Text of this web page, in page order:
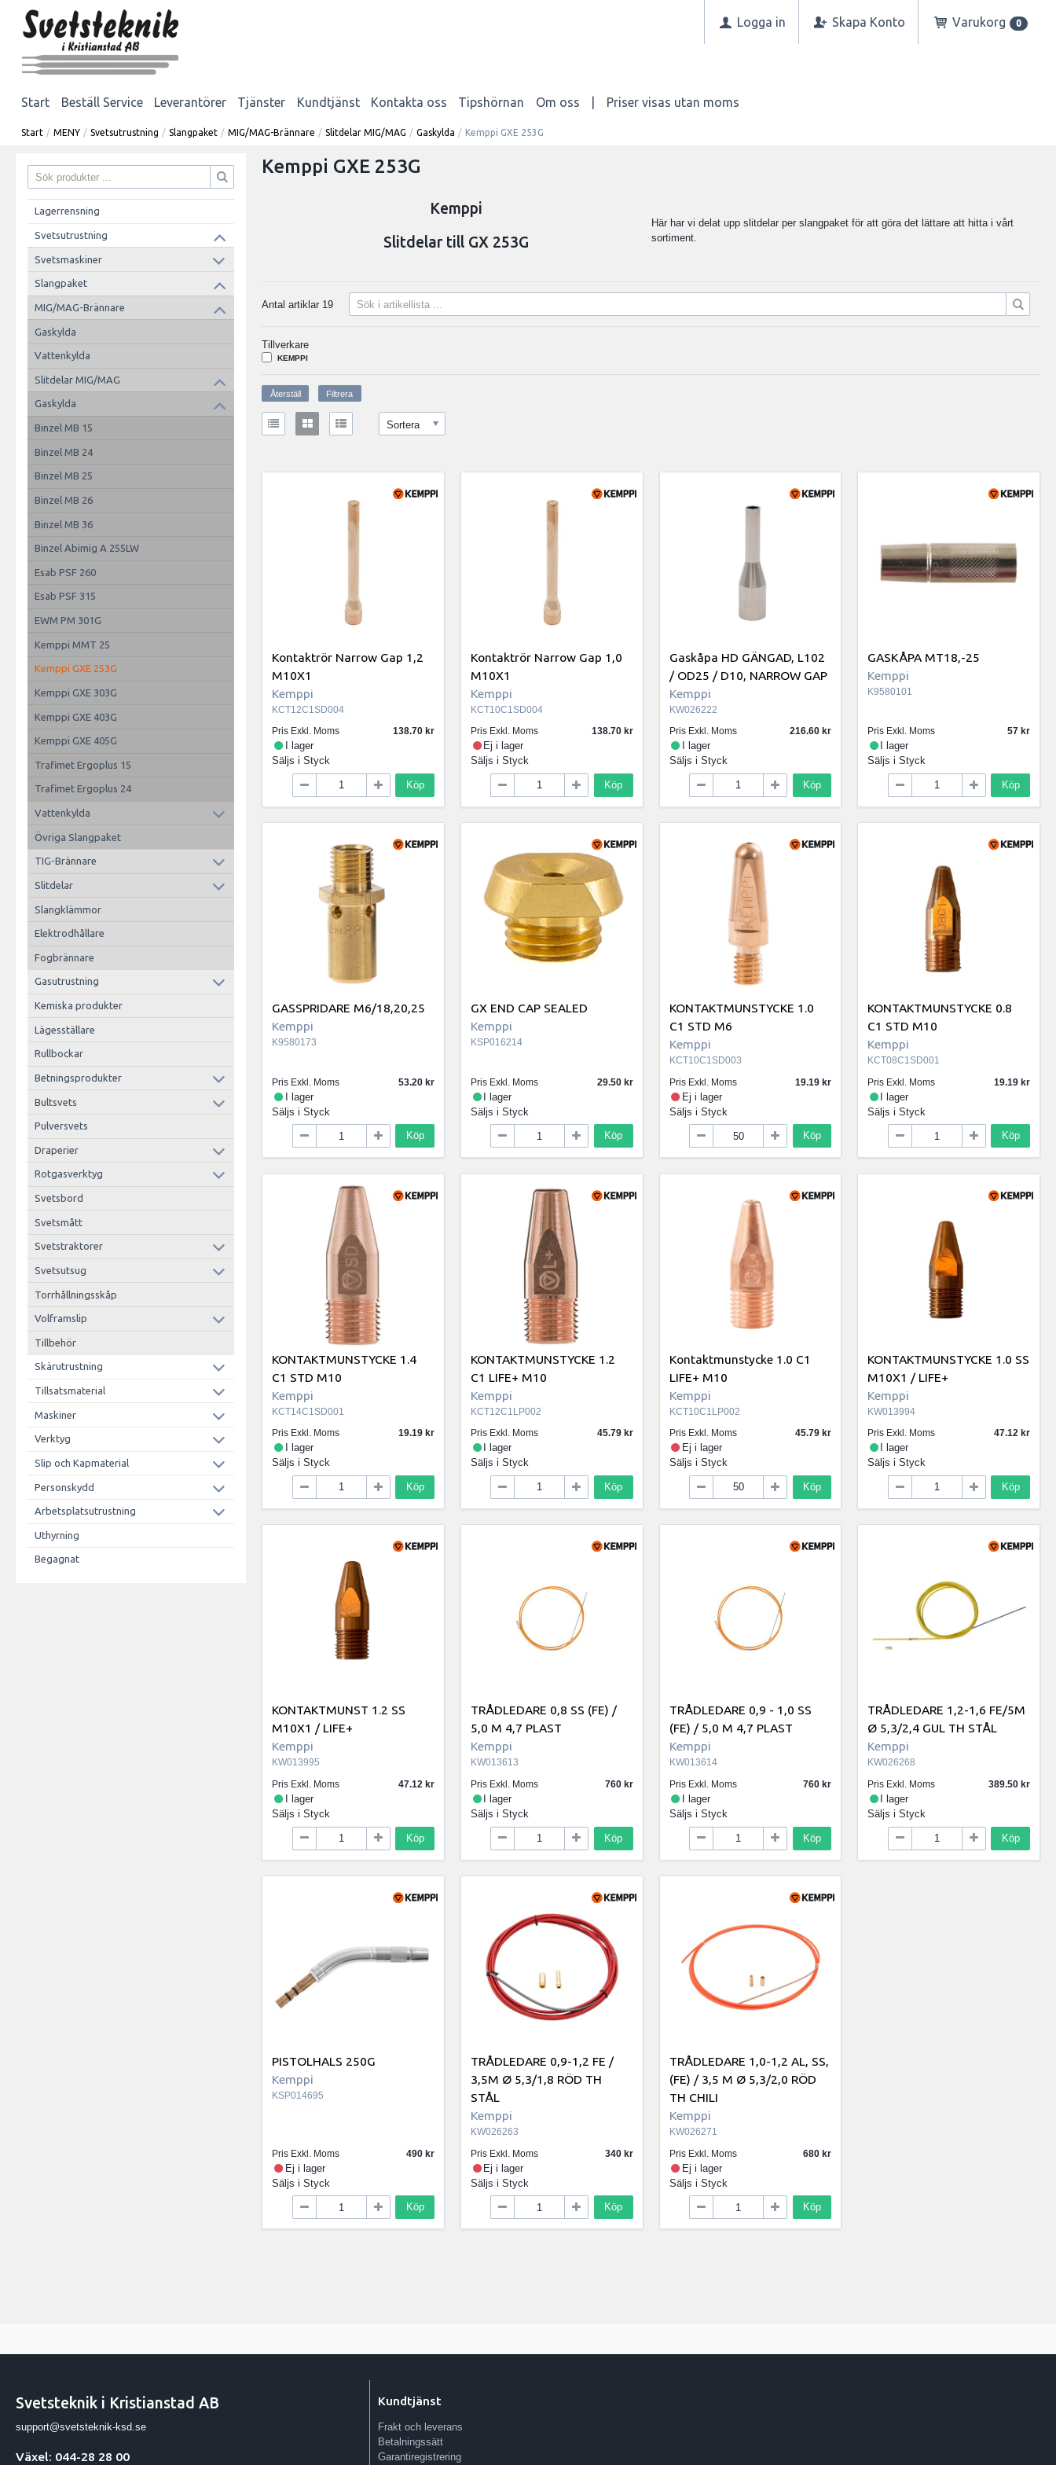
Logga in Skapa Konto Varukorg 0
Start Beställ Service Leverantörer Tjänster Kundtjänst Kontakta oss Tipshörnan Om oss Priser visas utan moms
Start / MENY / Svetsutrustning / Slangpaket / MIG/MAG-Brännare / Slitdelar MIG/MAG / Gaskylda / Kemppi GXE 253G
Lagerrensning
Svetsutrustning
Svetsmaskiner
Slangpaket
MIG/MAG-Brännare
Gaskylda
Vattenkylda
Slitdelar MIG/MAG
Gaskylda
Binzel MB 15
Binzel MB 24
Binzel MB 25
Binzel MB 26
Binzel MB 36
Binzel Abimig A 255LW
Esab PSF 260
Esab PSF 315
EWM PM 301G
Kemppi MMT 25
Kemppi GXE 253G
Kemppi GXE 303G
Kemppi GXE 403G
Kemppi GXE 405G
Trafimet Ergoplus 15
Trafimet Ergoplus 24
Vattenkylda
Övriga Slangpaket
TIG-Brännare
Slitdelar
Slangklämmor
Elektrodhållare
Fogbrännare
Gasutrustning
Kemiska produkter
Lägesställare
Rullbockar
Betningsprodukter
Bultsvets
Pulversvets
Draperier
Rotgasverktyg
Svetsbord
Svetsmått
Svetstraktorer
Svetsutsug
Torrhållningsskåp
Volframslip
Tillbehör
Skärutrustning
Tillsatsmaterial
Maskiner
Verktyg
Slip och Kapmaterial
Personskydd
Arbetsplatsutrustning
Uthyrning
Begagnat
Kemppi GXE 253G
Kemppi
Slitdelar till GX 253G
Här har vi delat upp slitdelar per slangpaket för att göra det lättare att hitta i vårt
sortiment.
Antal artiklar 19
Tillverkare
KEMPPI
Sortera
Kontaktrör Narrow Gap 1,2
M10X1
Kemppi
KCT12C1SD004
Pris Exkl. Moms
138.70
I lager
Säljs iStyck
Köp
Kontaktrör Narrow Gap 1,0
M10X1
Kemppi
KCT10C1SD004
Pris Exkl. Moms
138.70
Ej i lager
Säljs i Styck
Köp
Gaskåpa HD GÄNGAD, L102
/ OD25 / D10, NARROW GAP
Kemppi
KW026222
Pris Exkl. Moms
216.60
I lager
Säljs i Styck
Köp
GASKÅPA MT18,-25
Kemppi
K9580101
Pris Exkl. Moms 57
I lager
Säljs iStyck
Köp
GASSPRIDARE M6/18,20,25
Kemppi
K9580173
Pris Exkl. Moms 53.20
I lager
Säljs iStyck
Köp
GX END CAP SEALED
Kemppi
KSP016214
Pris Exkl. Moms 29.50
I lager
Säljs i Styck
Köp
KONTAKTMUNSTYCKE 1.0
C1 STD M6
Kemppi
KCT10C1SD003
Pris Exkl. Moms
19.19
Ej i lager
Säljs i Styck
Köp
KONTAKTMUNSTYCKE 0.8
C1 STD M10
Kemppi
KCT08C1SD001
Pris Exkl. Moms
19.19
I lager
Säljs iStyck
Köp
KONTAKTMUNSTYCKE 1.4
C1 STD M10
Kemppi
KCT14C1SD001
Pris Exkl. Moms
19.19
I lager
Säljs iStyck
Köp
KONTAKTMUNSTYCKE 1.2
C1 LIFE+ M10
Kemppi
KCT12C1LP002
Pris Exkl. Moms
45.79
I lager
Säljs i Styck
Köp
Kontaktmunstycke 1.0 C1
LIFE+ M10
Kemppi
KCT10C1LP002
Pris Exkl. Moms
45.79
Ej i lager
Säljs i Styck
Köp
KONTAKTMUNSTYCKE 1.0 SS
M10X1 / LIFE+
Kemppi
KW013994
Pris Exkl. Moms
47.12
I lager
Säljs iStyck
Köp
KONTAKTMUNST 1.2 SS
M10X1 / LIFE+
Kemppi
KW013995
Pris Exkl. Moms
47.12
I lager
Säljs iStyck
Köp
TRÅDLEDARE 0,8 SS (FE) /
5,0 M 4,7 PLAST
Kemppi
KW013613
Pris Exkl. Moms
760
I lager
Säljs i Styck
Köp
TRÅDLEDARE 0,9 - 1,0 SS
(FE) / 5,0 M 4,7 PLAST
Kemppi
KW013614
Pris Exkl. Moms
760
I lager
Säljs i Styck
Köp
TRÅDLEDARE 1,2-1,6 FE/5M
Ø 5,3/2,4 GUL TH STÅL
Kemppi
KW026268
Pris Exkl. Moms
389.50
I lager
Säljs iStyck
Köp
PISTOLHALS 250G
Kemppi
KSP014695
Pris Exkl. Moms 490
Ej i lager
Säljs iStyck
Köp
TRÅDLEDARE 0,9-1,2 FE /
3,5M Ø 5,3/1,8 RÖD TH
STÅL
Kemppi
KW026263
Pris Exkl. Moms
340
Ej i lager
Säljs i Styck
Köp
TRÅDLEDARE 1,0-1,2 AL, SS,
(FE) / 3,5 M Ø 5,3/2,0 RÖD
TH CHILI
Kemppi
KW026271
Pris Exkl. Moms
680
Ej i lager
Säljs i Styck
Köp
Svetsteknik i Kristianstad AB
support@svetsteknik-ksd.se
Växel: 044-28 28 00
Kundtjänst
Frakt och leverans
Betalningssätt
Garantiregistrering